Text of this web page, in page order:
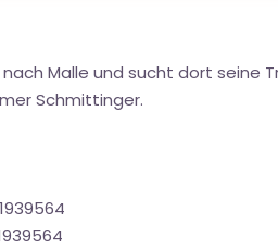
Malle und sucht dort seine
Schmittinger.